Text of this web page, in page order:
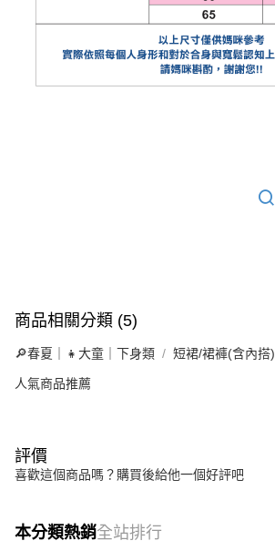
商品相關分類 (5)
🔎春夏｜👧大童｜下身類 短裙/裙褲(含內搭)
人氣商品推薦
評價
喜歡這個商品嗎？購買後給他一個好評吧
本分類熱銷全站排行